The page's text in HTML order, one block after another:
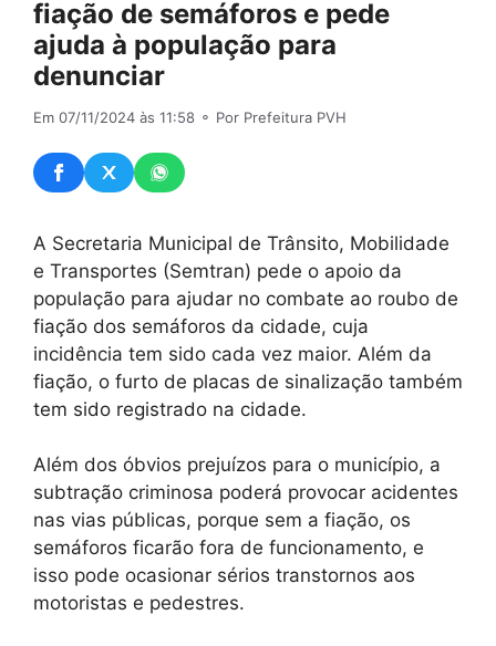
fiação de semáforos e pede
ajuda à população para
denunciar
Em 07/11/2024 às 11:58 ⚬ Por Prefeitura PVH
A Secretaria Municipal de Trânsito, Mobilidade
e Transportes (Semtran) pede o apoio da
população para ajudar no combate ao roubo de
fiação dos semáforos da cidade, cuja
incidência tem sido cada vez maior. Além da
fiação, o furto de placas de sinalização também
tem sido registrado na cidade.
Além dos óbvios prejuízos para o município, a
subtração criminosa poderá provocar acidentes
nas vias públicas, porque sem a fiação, os
semáforos ficarão fora de funcionamento, e
isso pode ocasionar sérios transtornos aos
motoristas e pedestres.